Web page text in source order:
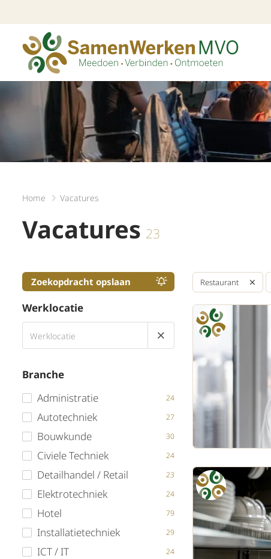
Home Vacatures
Vacatures 23
Zoekopdracht opslaan
Werklocatie
Branche
Administratie
24
Autotechniek 27
Bouwkunde 30
Civiele Techniek 24
Detailhandel / Retail 23
Elektrotechniek 24
Hotel 79
Installatietechniek 29
ICT / IT 24
Restaurant